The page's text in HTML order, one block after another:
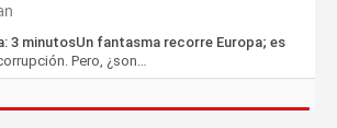
3 minutosUn fantasma recorre Europa; es
Pero, ¿son…